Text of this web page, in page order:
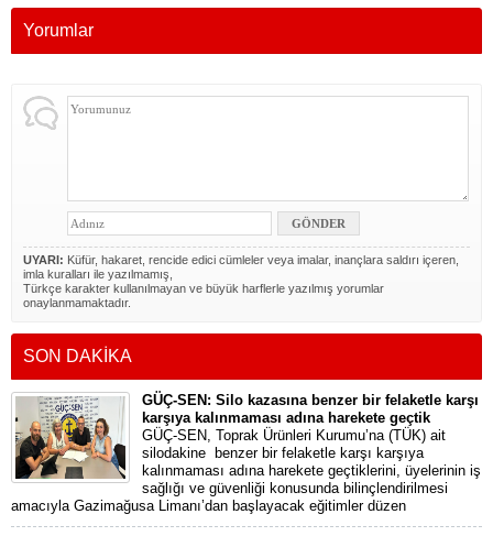
Yorumlar
UYARI: Küfür, hakaret, rencide edici cümleler veya imalar, inançlara saldırı içeren,
imla kuralları ile yazılmamış,
Türkçe karakter kullanılmayan ve büyük harflerle yazılmış yorumlar
onaylanmamaktadır.
SON DAKİKA
GÜÇ-SEN: Silo kazasına benzer bir felaketle karşı
karşıya kalınmaması adına harekete geçtik
GÜÇ-SEN, Toprak Ürünleri Kurumu’na (TÜK) ait
silodakine benzer bir felaketle karşı karşıya
kalınmaması adına harekete geçtiklerini, üyelerinin iş
sağlığı ve güvenliği konusunda bilinçlendirilmesi
amacıyla Gazimağusa Limanı’dan başlayacak eğitimler düzen